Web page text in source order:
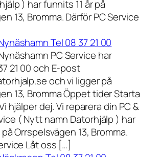
) har funnits 11 år på
13, Bromma. Därför PC Service
Tel 08 37 21 00
PC Service har
21 00 och E-post
och vi ligger på
13, Bromma Öppet tider Starta
hjälper dej. Vi reparera din PC &
( Nytt namn Datorhjälp ) har
Orrspelsvägen 13, Bromma.
Låt oss […]